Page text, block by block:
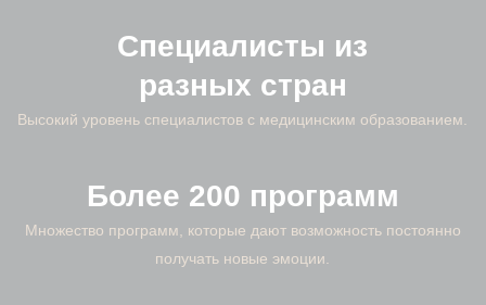
Специалисты из
разных стран
Высокий уровень специалистов с медицинским образованием.
Более 200 программ
Множество программ, которые дают возможность постоянно
получать новые эмоции.